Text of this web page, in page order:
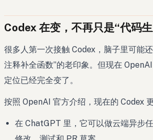
Codex 在变，不再只是“代码
很多人第一次接触 Codex，脑子里可能
注释补全函数”的老印象。但现在
定位已经完全变了。
按照 OpenAI 官方介绍，现在的 Codex
在 ChatGPT 里，它可以做云端异步